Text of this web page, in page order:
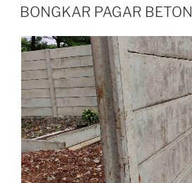
ON
BONGKAR PAGAR BETON